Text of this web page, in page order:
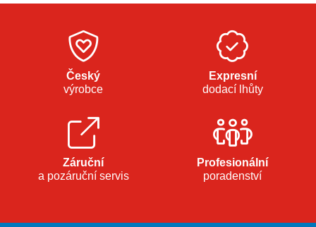
Český
výrobce
Expresní
dodací lhůty
Záruční
a pozáruční servis
Profesionální
poradenství